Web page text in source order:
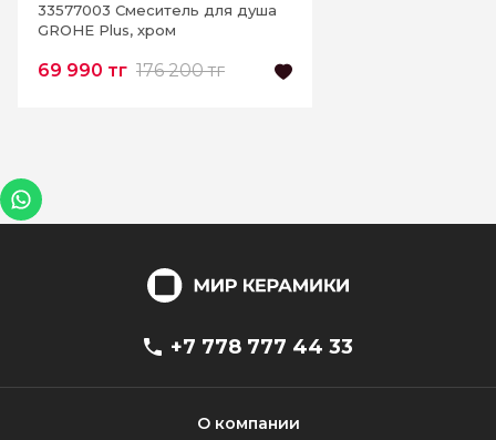
33577003 Смеситель для душа
GROHE Plus, хром
69 990 тг 176 200 тг
+7 778 777 44 33
О компании